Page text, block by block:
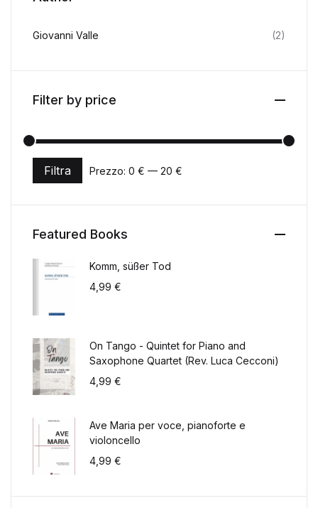
Giovanni Valle (2)
Filter by price
Prezzo Min
Prezzo Max
Filtra Prezzo: 0 € — 20 €
Featured Books
Komm, süßer Tod
4,99 €
On Tango - Quintet for Piano and
Saxophone Quartet (Rev. Luca Cecconi)
4,99 €
Ave Maria per voce, pianoforte e
violoncello
4,99 €